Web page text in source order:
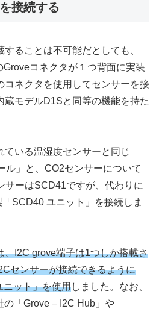
接続する
ることは不可能だとしても、
コネクタが１つ背面に実装
コネクタを使用してセンサーを接
蔵モデルD1Sと同等の機能を持た
いる温湿度センサーと同じ
ル」と、CO2センサーについて
サーはSCD41ですが、代わりに
SCD40 ユニット」を接続しま
、I2C grove端子は1つしか搭載さ
センサーが接続できるように
ニット」を使用しました。なお、
「Grove – I2C Hub」や